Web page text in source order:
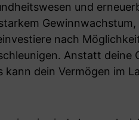
und
nach
Anstatt deine
kann dein Vermögen im